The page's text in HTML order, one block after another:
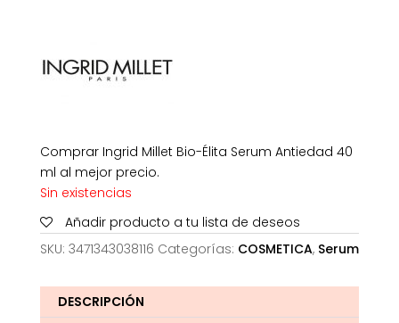
Comprar Ingrid Millet Bio-Élita Serum Antiedad 40
ml al mejor precio.
Sin existencias
Añadir producto a tu lista de deseos
SKU: 3471343038116 Categorías: COSMETICA, Serum
DESCRIPCIÓN